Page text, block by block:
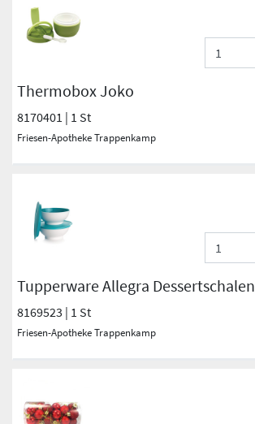
Thermobox Joko
8170401 | 1 St
Friesen-Apotheke Trappenkamp
Tupperware Allegra Dessertschalen
8169523 | 1 St
Friesen-Apotheke Trappenkamp